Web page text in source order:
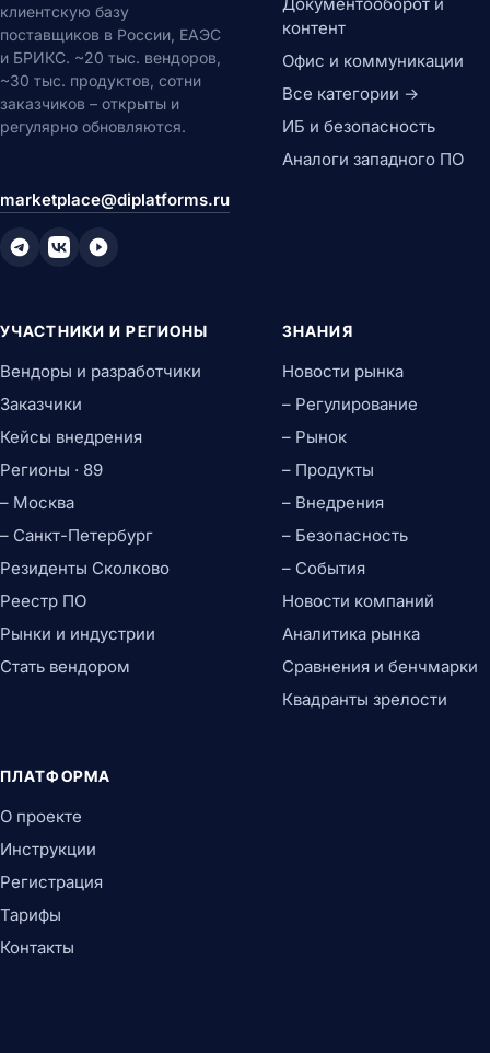
клиентскую базу
поставщиков в России, ЕАЭС
и БРИКС. ~20 тыс. вендоров,
~30 тыс. продуктов, сотни
заказчиков – открыты и
регулярно обновляются.
marketplace@diplatforms.ru
контент
Офис и коммуникации
Все категории →
ИБ и безопасность
Аналоги западного ПО
УЧАСТНИКИ И РЕГИОНЫ
Вендоры и разработчики
Заказчики
Кейсы внедрения
Регионы · 89
– Москва
– Санкт-Петербург
Резиденты Сколково
Реестр ПО
Рынки и индустрии
Стать вендором
ЗНАНИЯ
Новости рынка
– Регулирование
– Рынок
– Продукты
– Внедрения
– Безопасность
– События
Новости компаний
Аналитика рынка
Сравнения и бенчмарки
Квадранты зрелости
ПЛАТФОРМА
О проекте
Инструкции
Регистрация
Тарифы
Контакты